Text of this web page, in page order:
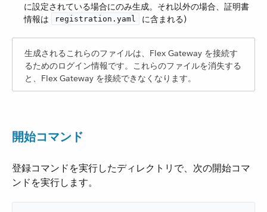
に設定されている場合にのみ生成。それ以外の場合、証明書
情報は ​
registration.yaml ​ に含まれる)
生成されるこれらのファイルは、Flex Gateway を接続す
るためのログイン情報です。これらのファイルを消失する
と、Flex Gateway を接続できなくなります。
開始コマンド
登録コマンドを実行したディレクトリで、次の開始コマ
ンドを実行します。